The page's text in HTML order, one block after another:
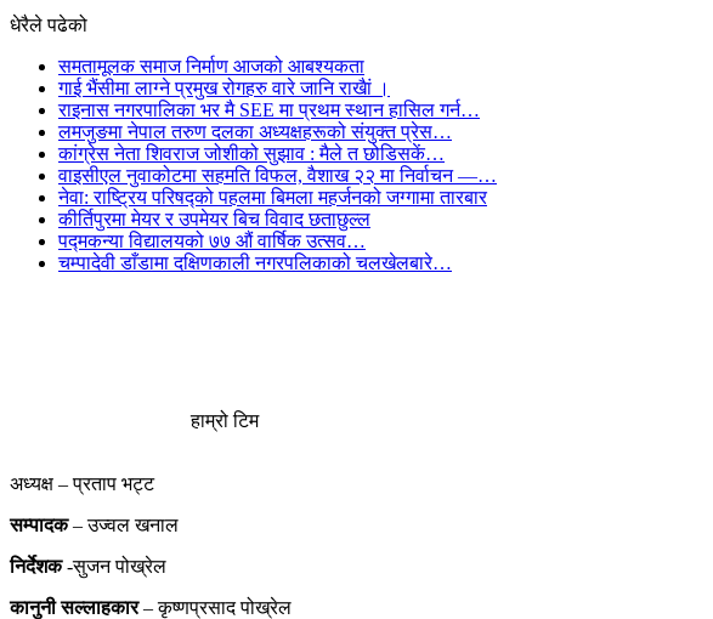
धेरैले पढेको
समतामूलक समाज निर्माण आजको आबश्यकता
गाई भैंसीमा लाग्ने प्रमुख रोगहरु वारे जानि राखैां ।
राइनास नगरपालिका भर मै SEE मा प्रथम स्थान हासिल गर्न…
लमजुङमा नेपाल तरुण दलका अध्यक्षहरूको संयुक्त प्रेस…
कांग्रेस नेता शिवराज जोशीको सुझाव : मैले त छोडिसकें…
वाइसीएल नुवाकोटमा सहमति विफल, वैशाख २२ मा निर्वाचन —…
नेवा: राष्ट्रिय परिषद्को पहलमा बिमला महर्जनको जग्गामा तारबार
कीर्तिपुरमा मेयर र उपमेयर बिच विवाद छताछुल्ल
पद्मकन्या विद्यालयको ७७ औं ‌‌वार्षिक ‌उत्सव…
चम्पादेवी डाँडामा दक्षिणकाली नगरपलिकाको चलखेलबारे…
हाम्रो टिम
अध्यक्ष – प्रताप भट्ट
सम्पादक– उज्वल खनाल
निर्देशक-सुजन पोख्रेल
कानुनी सल्लाहकार– कृष्णप्रसाद पोख्रेल